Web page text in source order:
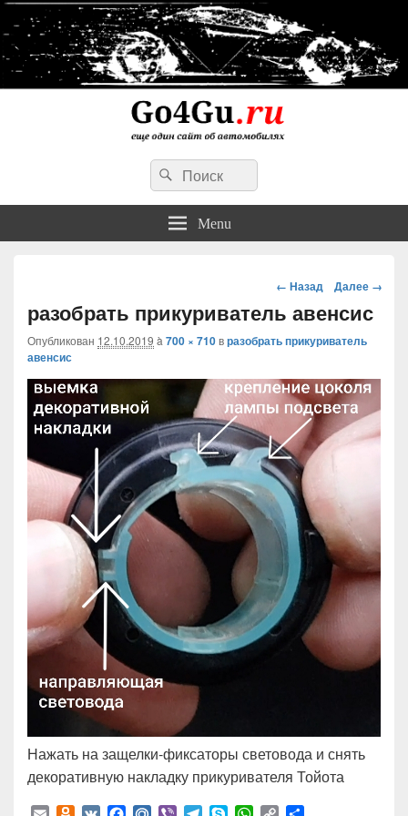
Go4Gu.ru сайт об автомобилях
личный опыт недорогого, простого и надежного ремонта авто
Search
for:
Search
Menu
Навигация
← Назад Далее →
разобрать прикуриватель авенсис
Опубликован 12.10.2019 à 700 × 710вразобрать прикуриватель
авенсис
Нажать на защелки-фиксаторы световода и снять
декоративную накладку прикуривателя Тойота